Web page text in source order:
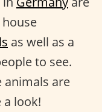
as well as a
to see.
animals are
a look!